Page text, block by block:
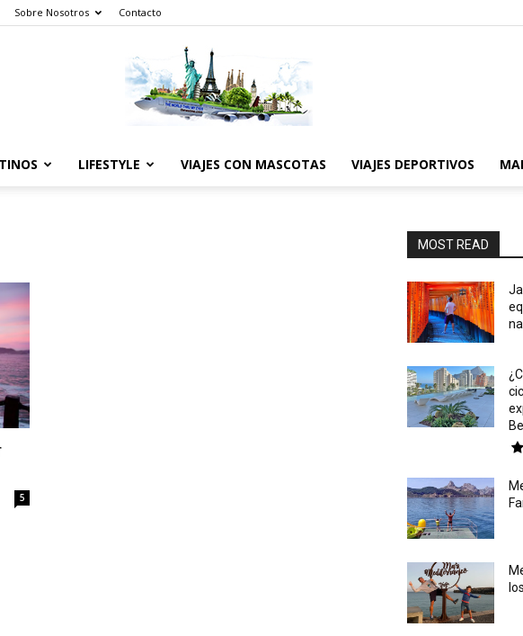
Sobre Nosotros Contacto
LIFESTYLE VIAJES CON MASCOTAS VIAJES DEPORTIVOS
5
MOST READ